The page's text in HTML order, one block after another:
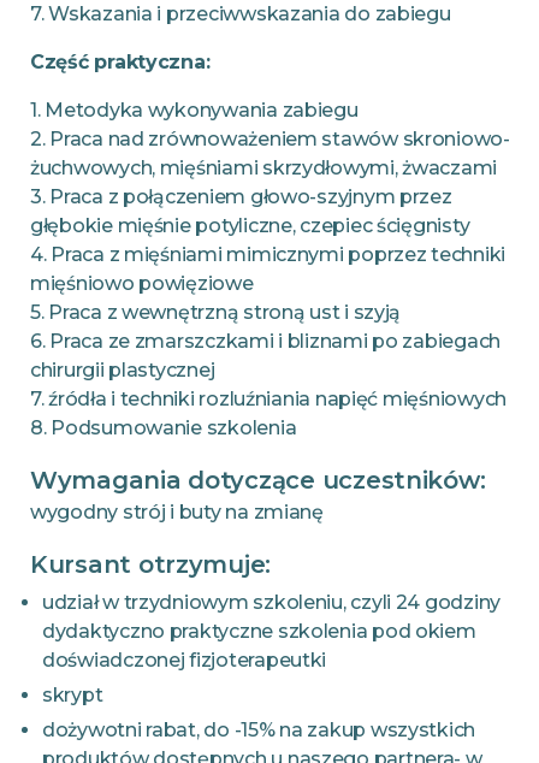
7. Wskazania i przeciwwskazania do zabiegu
Część praktyczna:
1. Metodyka wykonywania zabiegu
2. Praca nad zrównoważeniem stawów skroniowo-
żuchwowych, mięśniami skrzydłowymi, żwaczami
3. Praca z połączeniem głowo-szyjnym przez
głębokie mięśnie potyliczne, czepiec ścięgnisty
4. Praca z mięśniami mimicznymi poprzez techniki
mięśniowo powięziowe
5. Praca z wewnętrzną stroną ust i szyją
6. Praca ze zmarszczkami i bliznami po zabiegach
chirurgii plastycznej
7. źródła i techniki rozluźniania napięć mięśniowych
8. Podsumowanie szkolenia
Wymagania dotyczące uczestników:
wygodny strój i buty na zmianę
Kursant otrzymuje:
udział w trzydniowym szkoleniu, czyli 24 godziny
dydaktyczno praktyczne szkolenia pod okiem
doświadczonej fizjoterapeutki
skrypt
dożywotni rabat, do -15% na zakup wszystkich